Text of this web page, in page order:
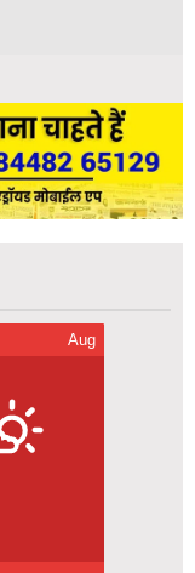
Aug